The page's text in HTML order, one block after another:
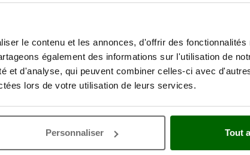
le contenu et les annonces, d'offrir des
également des informations sur l'utilisation de
et d'analyse, qui peuvent combiner celles-ci avec
lors de votre utilisation de leurs services.
Personnaliser Tout